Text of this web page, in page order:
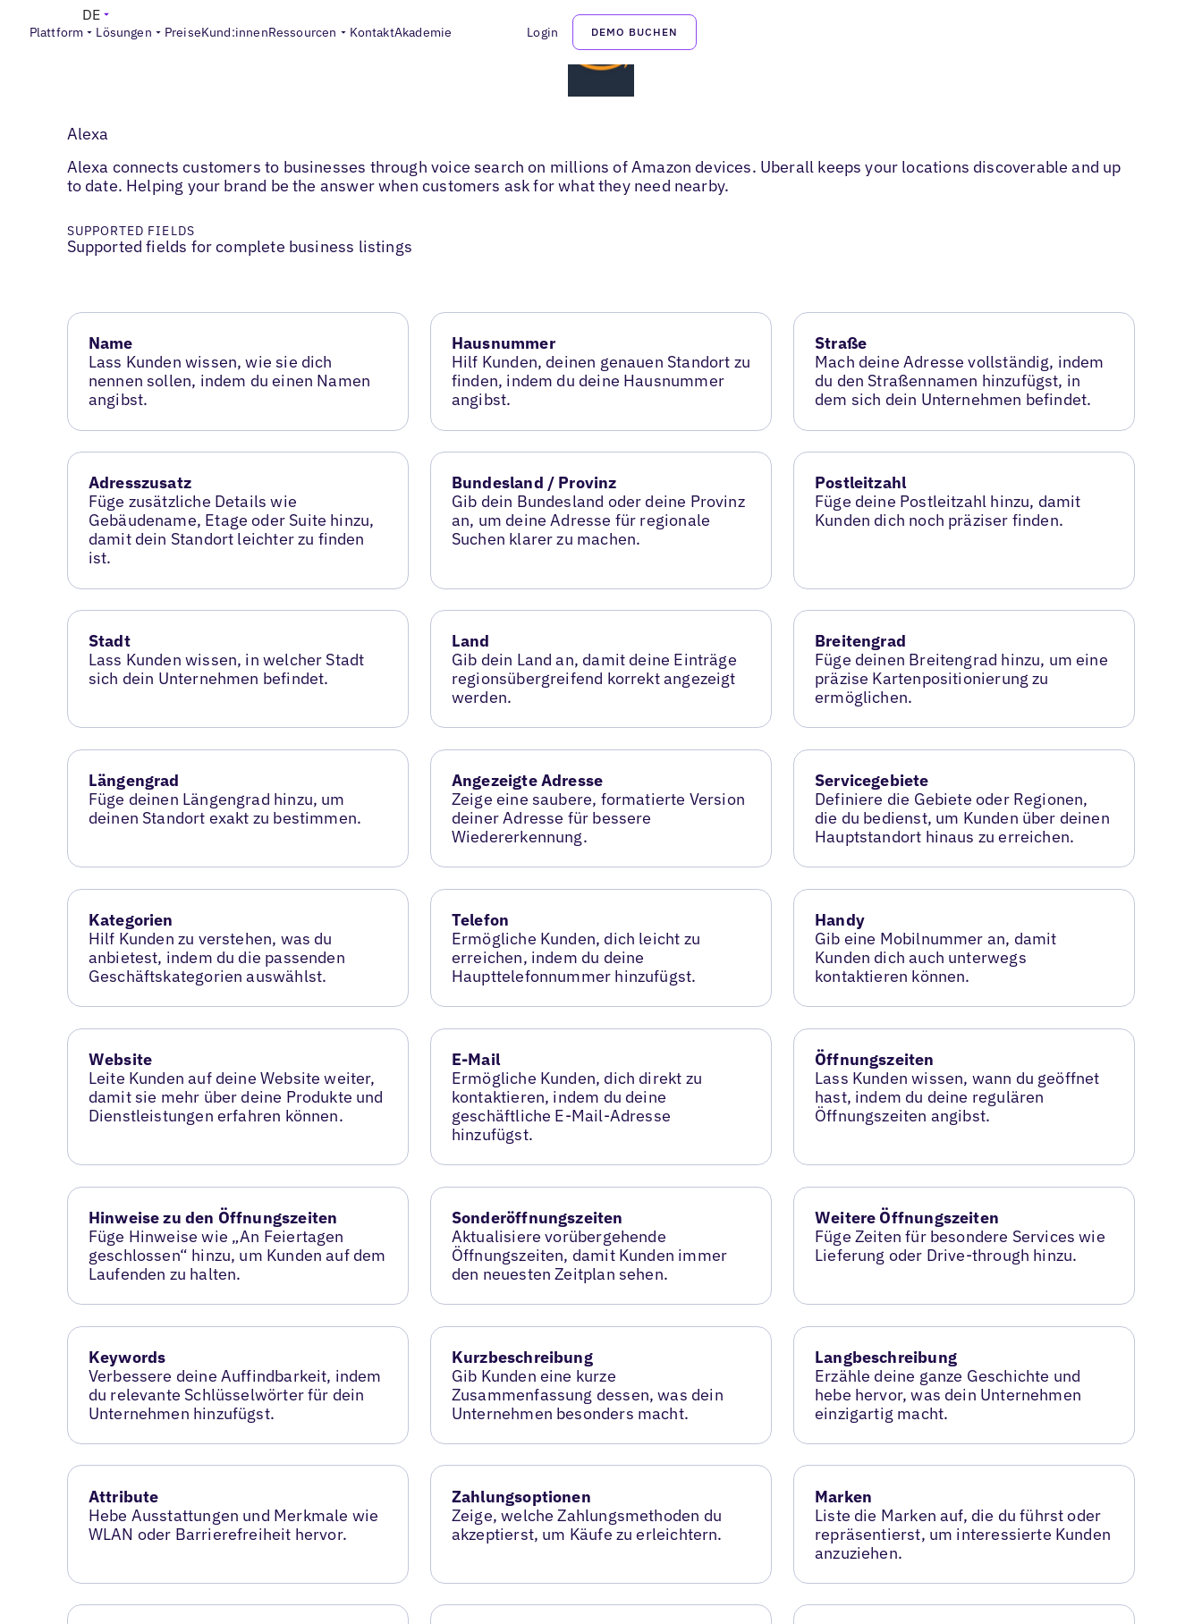
Plattform Lösungen PreiseKund:innenRessourcen KontaktAkademie Login DEMO BUCHEN
DE
Alexa
Alexa connects customers to businesses through voice search on millions of Amazon devices. Uberall keeps your locations discoverable and up
to date. Helping your brand be the answer when customers ask for what they need nearby.
SUPPORTED FIELDS
Supported fields for complete business listings
Name
Lass Kunden wissen, wie sie dich
nennen sollen, indem du einen Namen
angibst.
Hausnummer
Hilf Kunden, deinen genauen Standort zu
finden, indem du deine Hausnummer
angibst.
Straße
Mach deine Adresse vollständig, indem
du den Straßennamen hinzufügst, in
dem sich dein Unternehmen befindet.
Adresszusatz
Füge zusätzliche Details wie
Gebäudename, Etage oder Suite hinzu,
damit dein Standort leichter zu finden
ist.
Bundesland / Provinz
Gib dein Bundesland oder deine Provinz
an, um deine Adresse für regionale
Suchen klarer zu machen.
Postleitzahl
Füge deine Postleitzahl hinzu, damit
Kunden dich noch präziser finden.
Stadt
Lass Kunden wissen, in welcher Stadt
sich dein Unternehmen befindet.
Land
Gib dein Land an, damit deine Einträge
regionsübergreifend korrekt angezeigt
werden.
Breitengrad
Füge deinen Breitengrad hinzu, um eine
präzise Kartenpositionierung zu
ermöglichen.
Längengrad
Füge deinen Längengrad hinzu, um
deinen Standort exakt zu bestimmen.
Angezeigte Adresse
Zeige eine saubere, formatierte Version
deiner Adresse für bessere
Wiedererkennung.
Servicegebiete
Definiere die Gebiete oder Regionen,
die du bedienst, um Kunden über deinen
Hauptstandort hinaus zu erreichen.
Kategorien
Hilf Kunden zu verstehen, was du
anbietest, indem du die passenden
Geschäftskategorien auswählst.
Telefon
Ermögliche Kunden, dich leicht zu
erreichen, indem du deine
Haupttelefonnummer hinzufügst.
Handy
Gib eine Mobilnummer an, damit
Kunden dich auch unterwegs
kontaktieren können.
Website
Leite Kunden auf deine Website weiter,
damit sie mehr über deine Produkte und
Dienstleistungen erfahren können.
E-Mail
Ermögliche Kunden, dich direkt zu
kontaktieren, indem du deine
geschäftliche E-Mail-Adresse
hinzufügst.
Öffnungszeiten
Lass Kunden wissen, wann du geöffnet
hast, indem du deine regulären
Öffnungszeiten angibst.
Hinweise zu den Öffnungszeiten
Füge Hinweise wie „An Feiertagen
geschlossen“ hinzu, um Kunden auf dem
Laufenden zu halten.
Sonderöffnungszeiten
Aktualisiere vorübergehende
Öffnungszeiten, damit Kunden immer
den neuesten Zeitplan sehen.
Weitere Öffnungszeiten
Füge Zeiten für besondere Services wie
Lieferung oder Drive-through hinzu.
Keywords
Verbessere deine Auffindbarkeit, indem
du relevante Schlüsselwörter für dein
Unternehmen hinzufügst.
Kurzbeschreibung
Gib Kunden eine kurze
Zusammenfassung dessen, was dein
Unternehmen besonders macht.
Langbeschreibung
Erzähle deine ganze Geschichte und
hebe hervor, was dein Unternehmen
einzigartig macht.
Attribute
Hebe Ausstattungen und Merkmale wie
WLAN oder Barrierefreiheit hervor.
Zahlungsoptionen
Zeige, welche Zahlungsmethoden du
akzeptierst, um Käufe zu erleichtern.
Marken
Liste die Marken auf, die du führst oder
repräsentierst, um interessierte Kunden
anzuziehen.